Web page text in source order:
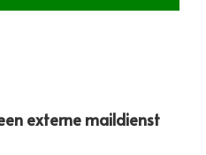
externe maildienst